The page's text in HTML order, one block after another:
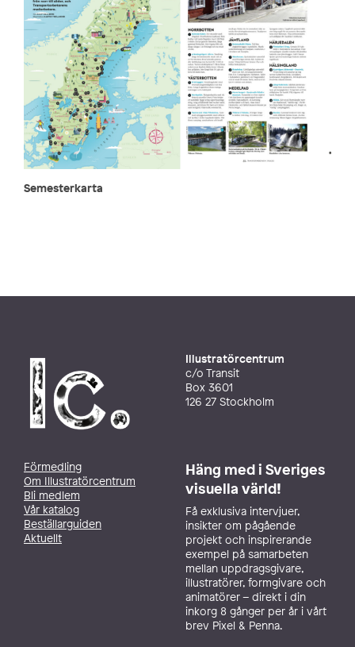
Semesterkarta
Illustratörcentrum
c/o Transit
Box 3601
126 27 Stockholm
Förmedling
Om Illustratörcentrum
Bli medlem
Vår katalog
Beställarguiden
Aktuellt
Häng med i Sveriges
visuella värld!
Få exklusiva intervjuer,
insikter om pågående
projekt och inspirerande
exempel på samarbeten
mellan uppdragsgivare,
illustratörer, formgivare och
animatörer – direkt i din
inkorg 8 gånger per år i vårt
brev Pixel & Penna.